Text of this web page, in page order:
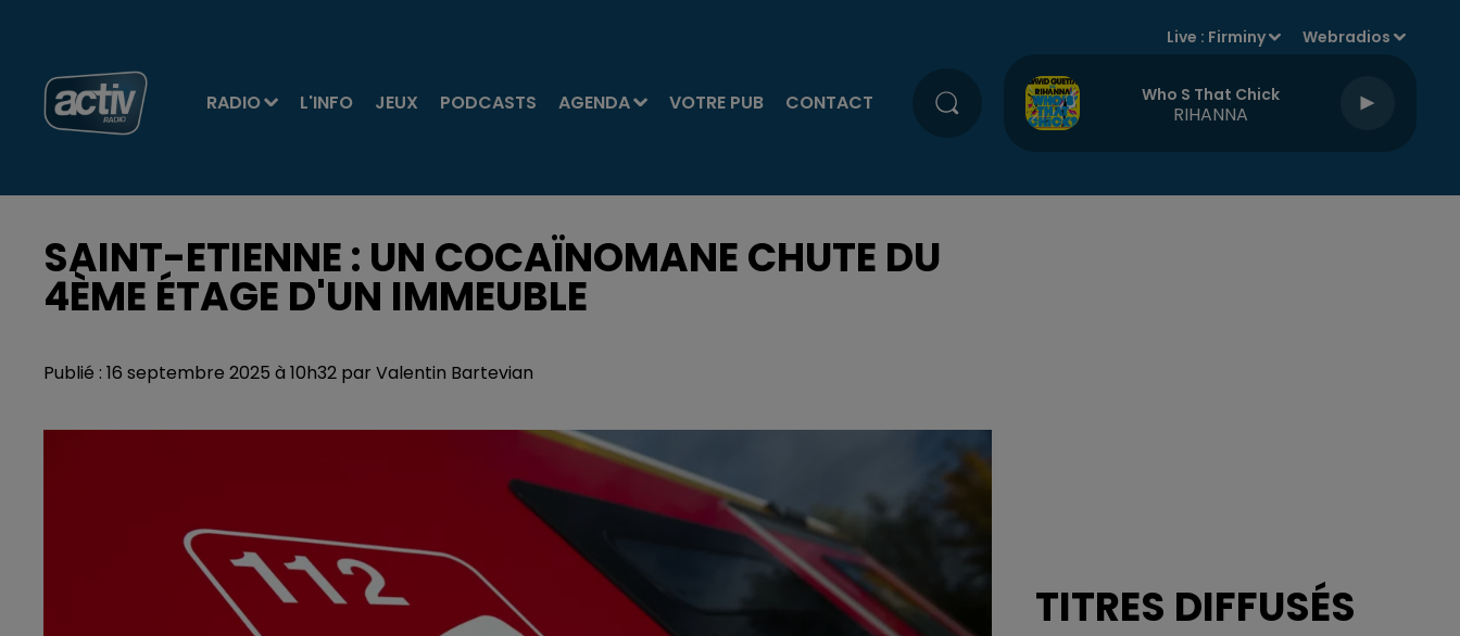
RADIO L'INFO JEUX PODCASTS AGENDA VOTRE PUB CONTACT
Live : Firminy Webradios
Who S That Chick
RIHANNA
SAINT-ETIENNE : UN COCAÏNOMANE CHUTE DU
4ÈME ÉTAGE D'UN IMMEUBLE
Publié : 16 septembre 2025 à 10h32 par Valentin Bartevian
TITRES DIFFUSÉS